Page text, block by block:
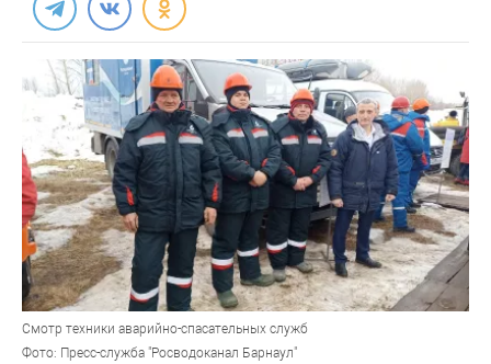
Смотр техники аварийно-спасательных служб
Фото: Пресс-служба "Росводоканал Барнаул"